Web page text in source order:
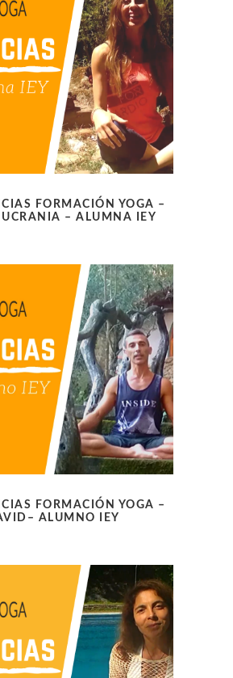
FORMACIÓN YOGA –
UCRANIA – ALUMNA IEY
FORMACIÓN YOGA –
ALUMNO IEY